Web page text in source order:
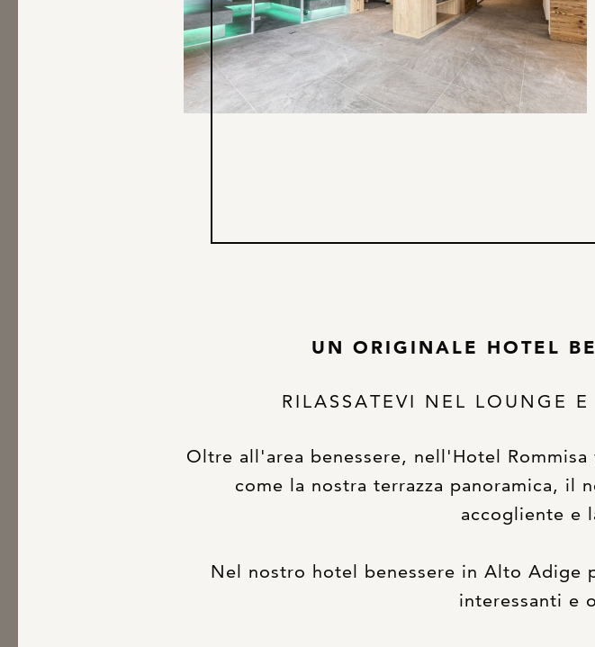
UN ORIGINALE HOTEL
RILASSATEVI NEL LOUNGE
Oltre all'area benessere, nell'Hotel
come la nostra terrazza panoramica, il
accogliente e
Nel nostro hotel benessere in Alto Adige
interessanti e